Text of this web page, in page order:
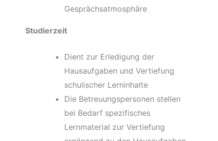
Gesprächsatmosphäre
Studierzeit
Dient zur Erledigung der
Hausaufgaben und Vertiefung
schulischer Lerninhalte
Die Betreuungspersonen stellen
bei Bedarf spezifisches
Lernmaterial zur Vertiefung